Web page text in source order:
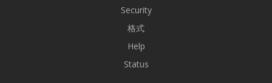
Security
格式
Help
Status